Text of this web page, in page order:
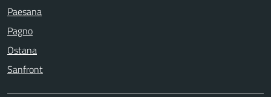
Paesana
Pagno
Ostana
Sanfront